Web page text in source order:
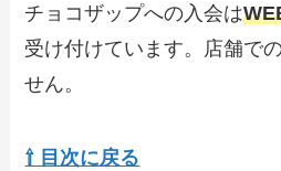
チョコザップへの入会は
受け付けています。店舗で
せん。
⇧ 目次に戻る